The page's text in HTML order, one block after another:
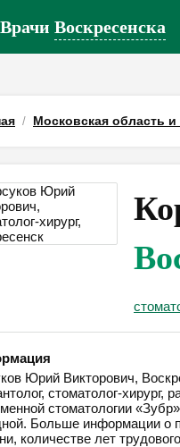
Врачи Воскресенска
Московская область и
Юрий Викторович,
стоматолог-
стоматологии
Больше информации о
количестве лет